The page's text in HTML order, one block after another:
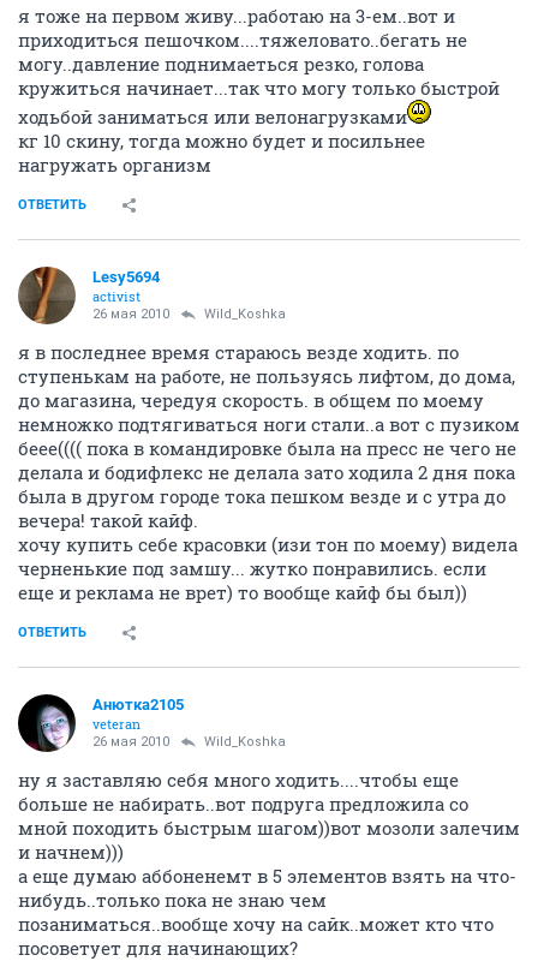
я тоже на первом живу...работаю на 3-ем..вот и
приходиться пешочком....тяжеловато..бегать не
могу..давление поднимаеться резко, голова
кружиться начинает...так что могу только быстрой
ходьбой заниматься или велонагрузками
кг 10 скину, тогда можно будет и посильнее
нагружать организм
ОТВЕТИТЬ
Lesy5694
activist
26 мая 2010 Wild_Koshka
я в последнее время стараюсь везде ходить. по
ступенькам на работе, не пользуясь лифтом, до дома,
до магазина, чередуя скорость. в общем по моему
немножко подтягиваться ноги стали..а вот с пузиком
беее(((( пока в командировке была на пресс не чего не
делала и бодифлекс не делала зато ходила 2 дня пока
была в другом городе тока пешком везде и с утра до
вечера! такой кайф.
хочу купить себе красовки (изи тон по моему) видела
черненькие под замшу... жутко понравились. если
еще и реклама не врет) то вообще кайф бы был))
ОТВЕТИТЬ
Анютка2105
veteran
26 мая 2010 Wild_Koshka
ну я заставляю себя много ходить....чтобы еще
больше не набирать..вот подруга предложила со
мной походить быстрым шагом))вот мозоли залечим
и начнем)))
а еще думаю аббоненемт в 5 элементов взять на что-
нибудь..только пока не знаю чем
позаниматься..вообще хочу на сайк..может кто что
посоветует для начинающих?